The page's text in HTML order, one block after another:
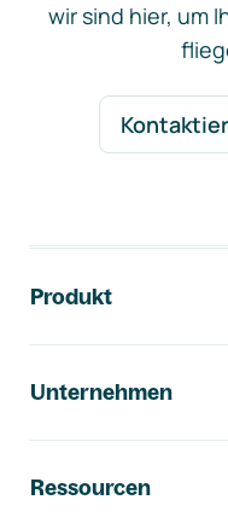
wir sind hier, um
Produkt
Unternehmen
Ressourcen